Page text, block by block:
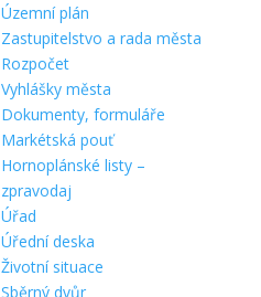
Územní plán
Zastupitelstvo a rada města
Rozpočet
Vyhlášky města
Dokumenty, formuláře
Markétská pouť
Hornoplánské listy –
zpravodaj
Úřad
Úřední deska
Životní situace
Sběrný dvůr